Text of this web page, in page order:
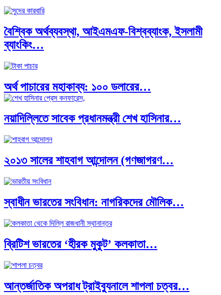
বৈশ্বিক অর্থব্যবস্থা, আইএমএফ-বিশ্বব্যাংক, ইসলামী
ব্যাংকিং…
অর্থ পাচারের মহাকাব্য: ১০০ ডলারের…
দক্ষিণ এশিয়ায় ‘জেন-জি’ বিপ্লব: বাংলাদেশ,…
বিশেষ ইন-ডেপ্থ রিপোর্ট: ক্রীড়া উৎসবে…
ভারত মহাসাগরের অশ্রু: শ্রীলঙ্কার ২৬…
ক্রূরতা ও ধ্বংসের মহাকাব্য: পৃথিবীর…
নয়াদিল্লিতে সাবেক প্রধানমন্ত্রী শেখ হাসিনার…
২০১৩ সালের শাহবাগ আন্দোলন (গণজাগরণ…
স্বাধীন ভারতের সংবিধান: নাগরিকদের মৌলিক…
ব্রিটিশ ভারতের ‘হীরক মুকুট’ কলকাতা…
আন্তর্জাতিক অপরাধ ট্রাইব্যুনালে শাপলা চত্বর…